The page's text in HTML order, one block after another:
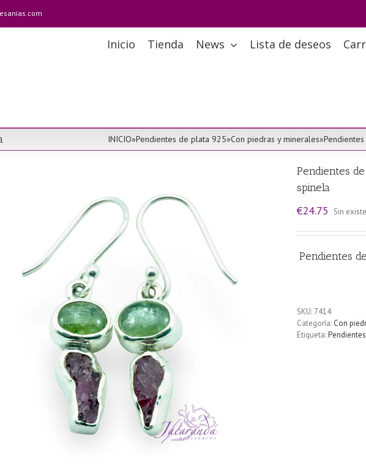
Inicio Tienda News Lista de deseos
INICIO»Pendientes de plata 925»Con piedras y minerales»
Pendientes
spinela
€24.75 Sin
Pendientes
SKU: 7414
Categoría: Con
Etiqueta: